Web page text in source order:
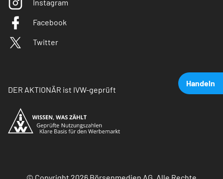
Handeln
Instagram
Facebook
Twitter
DER AKTIONÄR ist IVW-geprüft